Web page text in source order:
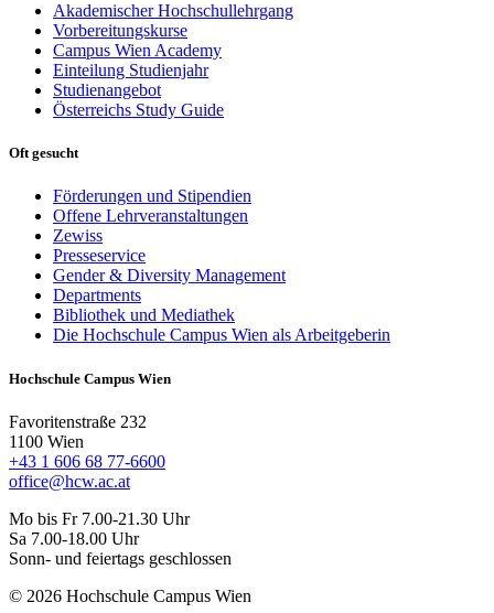
Akademischer Hochschullehrgang
Vorbereitungskurse
Campus Wien Academy
Einteilung Studienjahr
Studienangebot
Österreichs Study Guide
Oft gesucht
Förderungen und Stipendien
Offene Lehrveranstaltungen
Zewiss
Presseservice
Gender & Diversity Management
Departments
Bibliothek und Mediathek
Die Hochschule Campus Wien als Arbeitgeberin
Hochschule Campus Wien
Favoritenstraße 232
1100 Wien
+43 1 606 68 77-6600
office@hcw.ac.at
Mo bis Fr 7.00-21.30 Uhr
Sa 7.00-18.00 Uhr
Sonn- und feiertags geschlossen
© 2026 Hochschule Campus Wien